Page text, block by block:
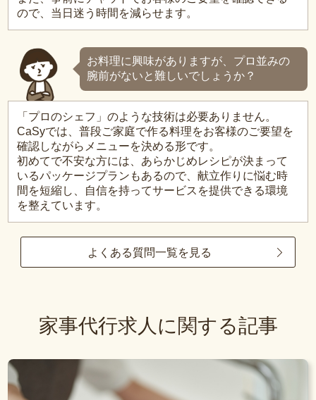
ので、当日迷う時間を減らせます。
お料理に興味がありますが、プロ並みの
腕前がないと難しいでしょうか？
「プロのシェフ」のような技術は必要ありません。
CaSyでは、普段ご家庭で作る料理をお客様のご要望を
確認しながらメニューを決める形です。
初めてで不安な方には、あらかじめレシピが決まって
いるパッケージプランもあるので、献立作りに悩む時
間を短縮し、自信を持ってサービスを提供できる環境
を整えています。
よくある質問一覧を見る
家事代行求人に関する記事